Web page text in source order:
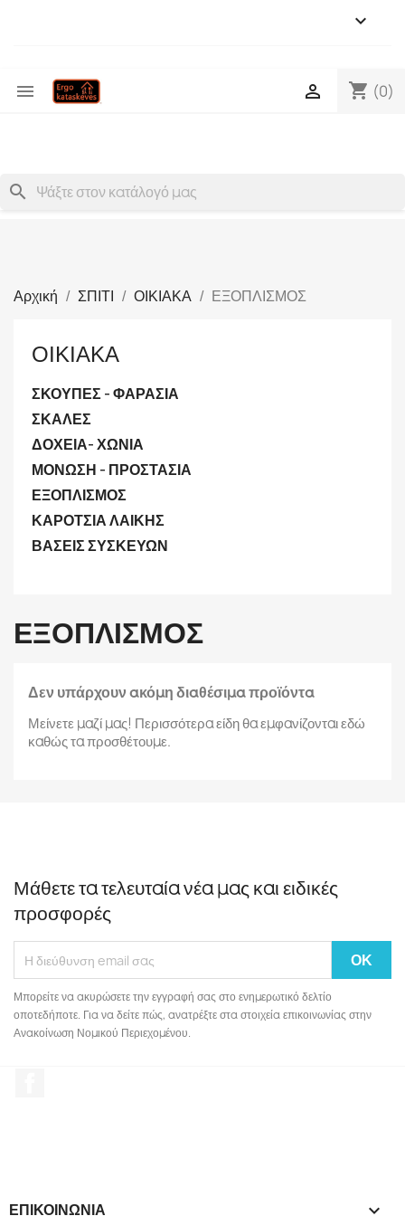

 shopping_cart (0)

search
Αρχική ΣΠΙΤΙ ΟΙΚΙΑΚΑ ΕΞΟΠΛΙΣΜΟΣ
ΟΙΚΙΑΚΑ
ΣΚΟΥΠΕΣ - ΦΑΡΑΣΙΑ
ΣΚΑΛΕΣ
ΔΟΧΕΙΑ- ΧΩΝΙΑ
ΜΟΝΩΣΗ - ΠΡΟΣΤΑΣΙΑ
ΕΞΟΠΛΙΣΜΟΣ
ΚΑΡΟΤΣΙΑ ΛΑΙΚΗΣ
ΒΑΣΕΙΣ ΣΥΣΚΕΥΩΝ
ΕΞΟΠΛΙΣΜΟΣ
Δεν υπάρχουν ακόμη διαθέσιμα προϊόντα
Μείνετε μαζί μας! Περισσότερα είδη θα εμφανίζονται εδώ
καθώς τα προσθέτουμε.
Μάθετε τα τελευταία νέα μας και ειδικές
προσφορές
Μπορείτε να ακυρώσετε την εγγραφή σας στο ενημερωτικό δελτίο
οποτεδήποτε. Για να δείτε πώς, ανατρέξτε στα στοιχεία επικοινωνίας στην
Ανακοίνωση Νομικού Περιεχομένου.
ΕΠΙΚΟΙΝΩΝΙΑ 